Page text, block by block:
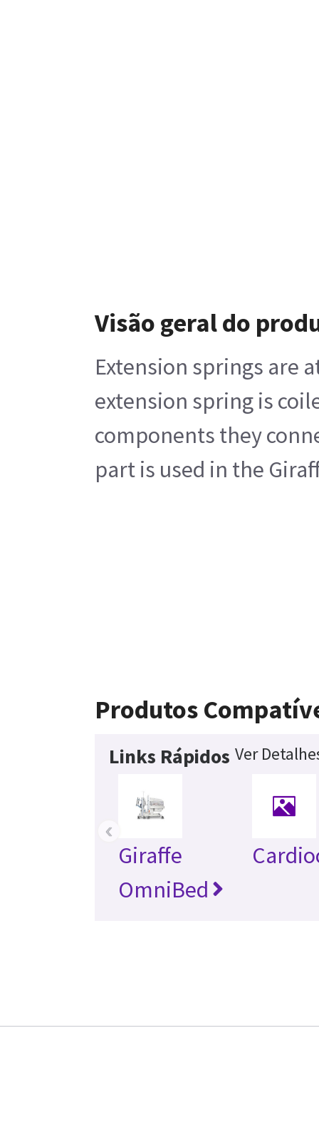
Visão geral do
Extension springs are
extension spring is
components they
part is used in the
Produtos
Links Rápidos Ver
Giraffe
OmniBed
‹